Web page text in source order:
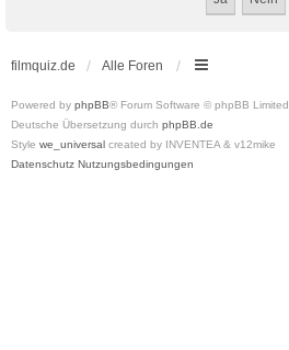
filmquiz.de Alle Foren
Powered by phpBB® Forum Software © phpBB Limited
Deutsche Übersetzung durch phpBB.de
Style we_universal created by INVENTEA & v12mike
Datenschutz Nutzungsbedingungen